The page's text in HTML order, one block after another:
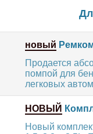
новый
Продается
помпой для
легковых
НОВЫЙ
Новый